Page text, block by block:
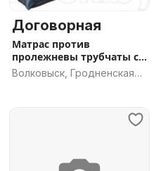
Договорная
Матрас против
пролежневы трубчаты с
запасным трубк
Волковыск, Гродненская